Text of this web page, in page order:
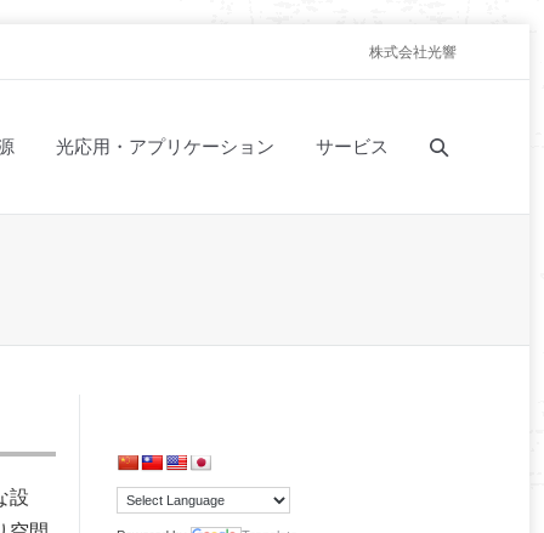
株式会社光響
光応用・アプリケーション サービス
設